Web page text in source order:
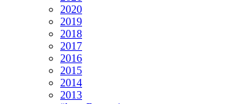
2020
2019
2018
2017
2016
2015
2014
2013